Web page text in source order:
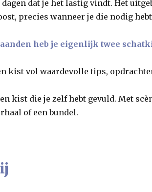
dagen dat je het lastig vindt. Het
precies wanneer je die nodig
heb je eigenlijk twee
kist vol waardevolle tips,
kist die je zelf hebt gevuld. Met
of een bundel.